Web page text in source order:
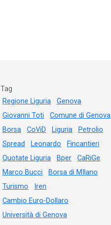
Tag
Regione Liguria
Genova
Giovanni Toti
Comune di Genova
Borsa
CoViD Liguria
Petrolio
Spread
Leonardo
Fincantieri
Quotate Liguria
Bper
CaRiGe
Marco Bucci
Borsa di MIlano
Turismo
Iren
Cambio Euro-Dollaro
Università di Genova